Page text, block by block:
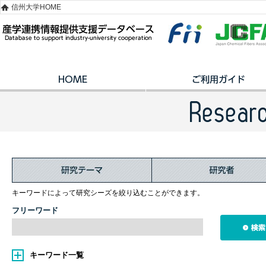
信州大学HOME
キーワードによって研究シーズを絞り込むことができます。
フリーワード
キーワード一覧